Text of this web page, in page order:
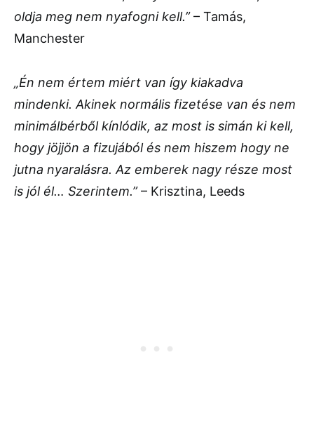
oldja meg nem nyafogni kell.”– Tamás,
Manchester
„Én nem értem miért van így kiakadva
mindenki. Akinek normális fizetése van és nem
minimálbérből kínlódik, az most is simán ki kell,
hogy jöjjön a fizujából és nem hiszem hogy ne
jutna nyaralásra. Az emberek nagy része most
is jól él… Szerintem.”– Krisztina, Leeds